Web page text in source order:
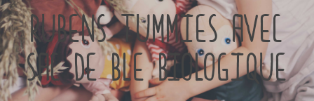
RUBENS TUMMIES AVEC
SAC DE BLE BIOLOGIQUE